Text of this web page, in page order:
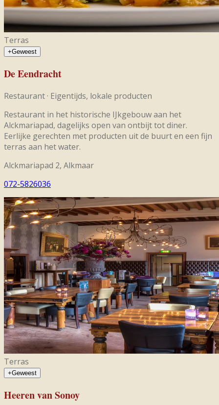
Terras
+Geweest
De Eendracht
Restaurant · Eigentijds, lokale producten
Restaurant in het historische IJkgebouw aan het
Alckmariapad, dagelijks open van ontbijt tot diner.
Eerlijke gerechten met producten uit de buurt en een fijn
terras aan het water.
Alckmariapad 2, Alkmaar
072-5826036
Terras
+Geweest
Heeren van Sonoy